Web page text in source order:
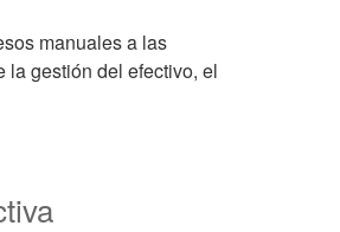
manuales a las
la gestión del efectivo, el